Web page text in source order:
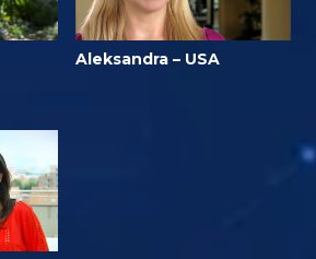
Aleksandra – USA